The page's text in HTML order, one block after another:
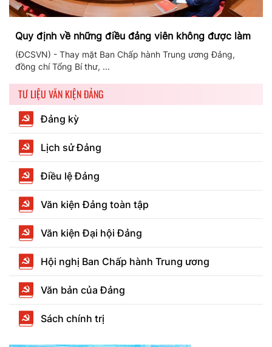
Quy định về những điều đảng viên không được làm
(ĐCSVN) - Thay mặt Ban Chấp hành Trung ương Đảng,
đồng chí Tổng Bí thư, ...
TƯ LIỆU VĂN KIỆN ĐẢNG
Đảng kỳ
Lịch sử Đảng
Điều lệ Đảng
Văn kiện Đảng toàn tập
Văn kiện Đại hội Đảng
Hội nghị Ban Chấp hành Trung ương
Văn bản của Đảng
Sách chính trị